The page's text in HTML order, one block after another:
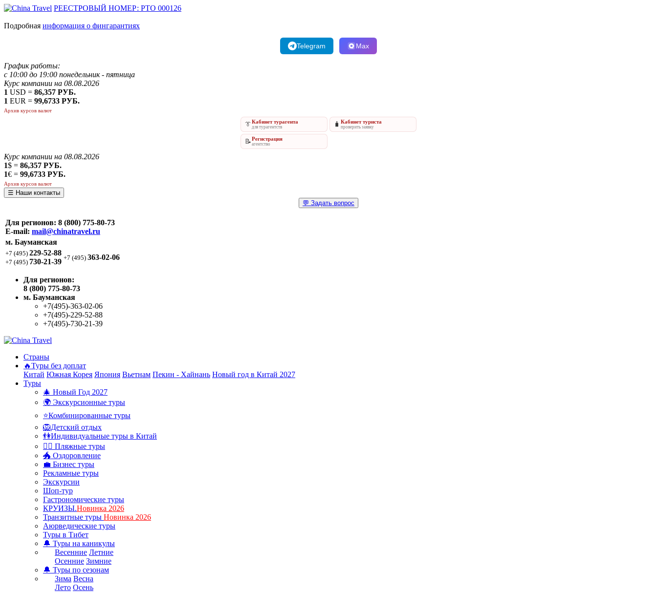
РЕЕСТРОВЫЙ НОМЕР: РТО 000126
Подробная информация о фингарантиях
Telegram Max
График работы:
с 10:00 до 19:00 понедельник - пятница
Курс компании на 08.08.2026
1 USD = 86,357 РУБ.
1 EUR = 99,6733 РУБ.
Архив курсов валют
👔Кабинет турагента
для турагентств 🧳 Кабинет туриста
проверить заявку
📝Регистрация
агентство
Курс компании на 08.08.2026
1$ = 86,357 РУБ.
1€ = 99,6733 РУБ.
Архив курсов валют
☰ Наши контакты
💬 Задать вопрос
Для регионов: 8 (800) 775-80-73
E-mail: mail@chinatravel.ru
м. Бауманская
+7 (495) 229-52-88
+7 (495) 730-21-39 +7 (495) 363-02-06
Для регионов:
8 (800) 775-80-73
м. Бауманская
+7(495)-363-02-06
+7(495)-229-52-88
+7(495)-730-21-39
Страны
🔥Туры без доплат
Китай Южная Корея Япония Вьетнам Пекин - Хайнань Новый год в Китай 2027
Туры
🎄 Новый Год 2027
🌍 Экскурсионные туры
⭐Комбинированные туры
🦁Детский отдых
👫Индивидуальные туры в Китай
🏊‍♂ Пляжные туры
🐲 Оздоровление
💼 Бизнес туры
Рекламные туры
Экскурсии
Шоп-тур
Гастрономические туры
КРУИЗЫ.Новинка 2026
Транзитные туры Новинка 2026
Аюрведические туры
Туры в Тибет
🔔 Туры на каникулы
Весенние Летние
Осенние Зимние
🔔 Туры по сезонам
Зима Весна
Лето Осень